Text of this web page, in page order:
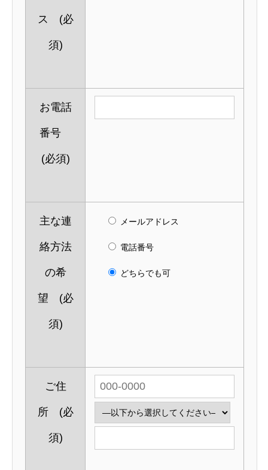
ス (必
須)
お電話
番号
(必須)
主な連
絡方法
の希
望 (必
須)
メールアドレス
電話番号
どちらでも可
ご住
所 (必
須)